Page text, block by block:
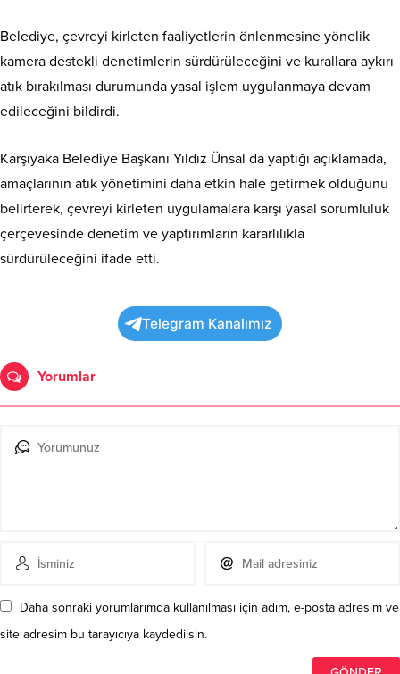
Belediye, çevreyi kirleten faaliyetlerin önlenmesine yönelik
kamera destekli denetimlerin sürdürüleceğini ve kurallara aykırı
atık bırakılması durumunda yasal işlem uygulanmaya devam
edileceğini bildirdi.
Karşıyaka Belediye Başkanı Yıldız Ünsal da yaptığı açıklamada,
amaçlarının atık yönetimini daha etkin hale getirmek olduğunu
belirterek, çevreyi kirleten uygulamalara karşı yasal sorumluluk
çerçevesinde denetim ve yaptırımların kararlılıkla
sürdürüleceğini ifade etti.
Telegram Kanalımız
Yorumlar
Daha sonraki yorumlarımda kullanılması için adım, e-posta adresim ve
site adresim bu tarayıcıya kaydedilsin.